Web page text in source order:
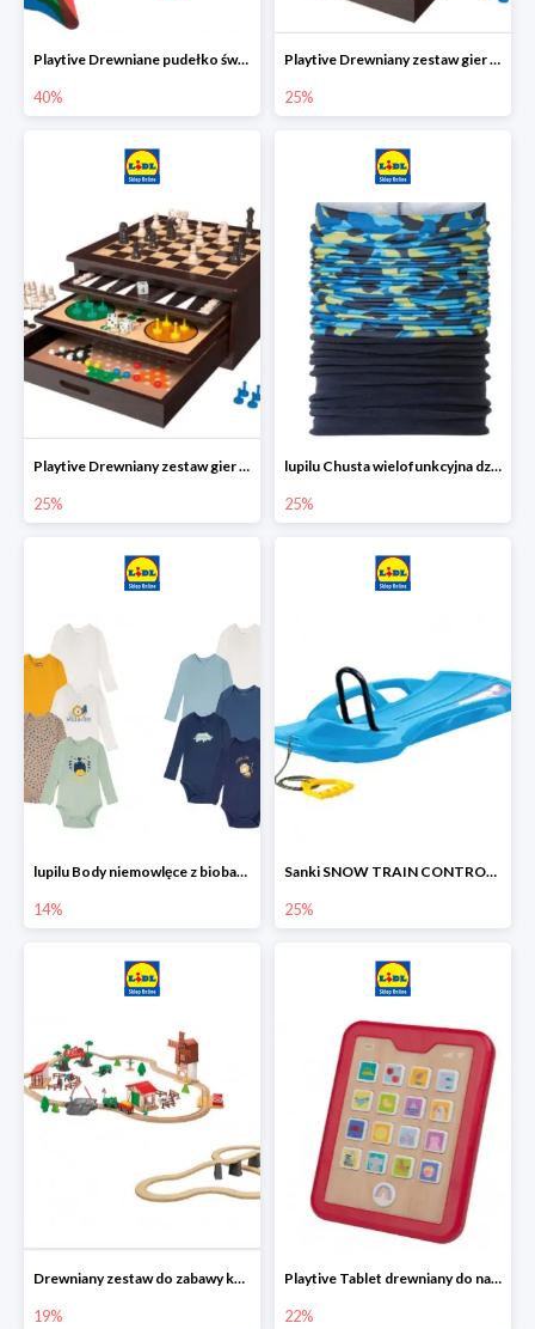
Playtive Drewniane pudełko świetlne MONTESSORI
40%
Playtive Drewniany zestaw gier 10 w 1
25%
Playtive Drewniany zestaw gier 10 w 1
25%
lupilu Chusta wielofunkcyjna dziecięca
25%
lupilu Body niemowlęce z biobawełny
14%
Sanki SNOW TRAIN CONTROL -25%
25%
Drewniany zestaw do zabawy kolejką - farma i wiadukt
19%
Playtive Tablet drewniany do nauki, interaktywny
22%